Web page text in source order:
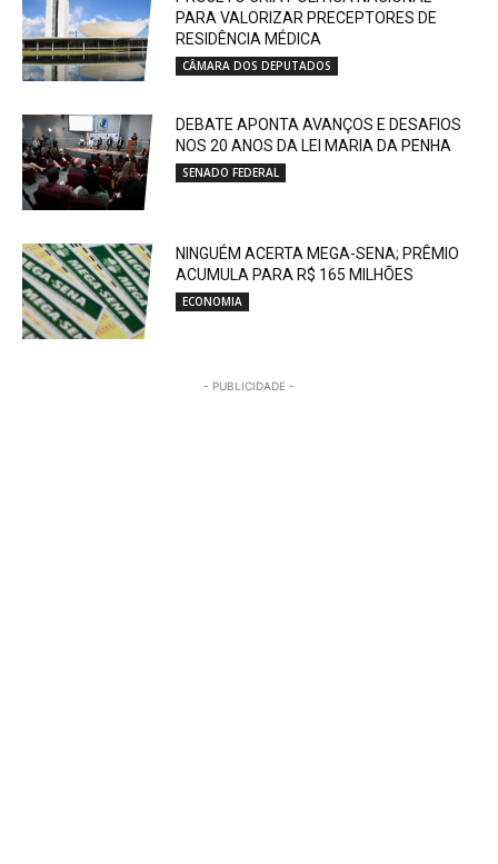
PARA VALORIZAR PRECEPTORES DE
RESIDÊNCIA MÉDICA
CÂMARA DOS DEPUTADOS
DEBATE APONTA AVANÇOS E DESAFIOS
NOS 20 ANOS DA LEI MARIA DA PENHA
SENADO FEDERAL
NINGUÉM ACERTA MEGA-SENA; PRÊMIO
ACUMULA PARA R$ 165 MILHÕES
ECONOMIA
- PUBLICIDADE -